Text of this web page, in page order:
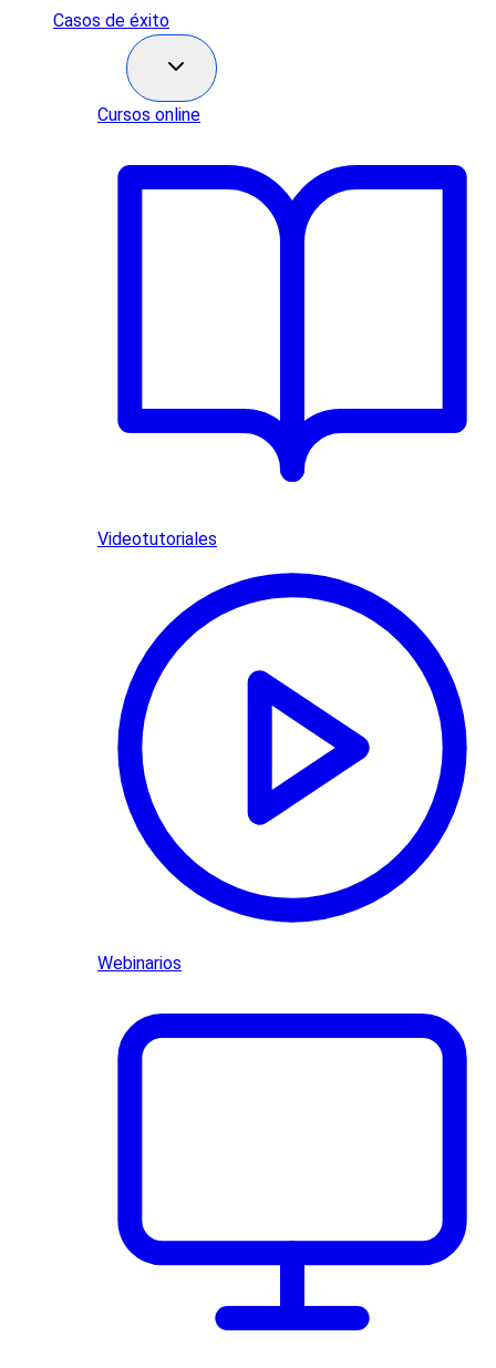
Casos de éxito
Cursos online
Videotutoriales
Webinarios